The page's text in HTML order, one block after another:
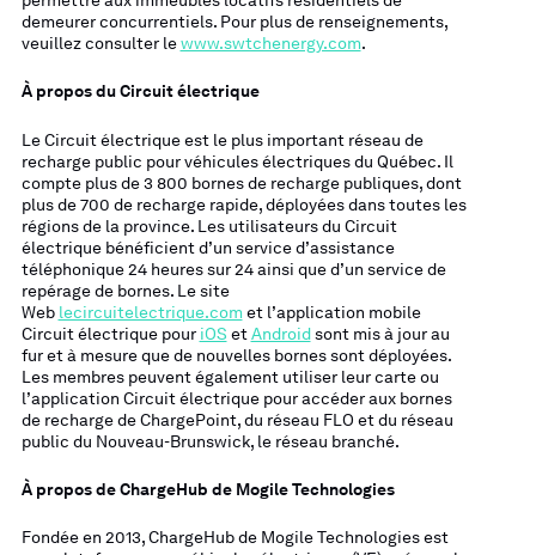
demeurer concurrentiels. Pour plus de renseignements,
veuillez consulter lewww.swtchenergy.com.
À propos du Circuit électrique
Le Circuit électrique est le plus important réseau de
recharge public pour véhicules électriques du Québec. Il
compte plus de 3 800 bornes de recharge publiques, dont
plus de 700 de recharge rapide, déployées dans toutes les
régions de la province. Les utilisateurs du Circuit
électrique bénéficient d’un service d’assistance
téléphonique 24 heures sur 24 ainsi que d’un service de
repérage de bornes. Le site
Web lecircuitelectrique.com et l’application mobile
Circuit électrique pour iOS etAndroidsont mis à jour au
fur et à mesure que de nouvelles bornes sont déployées.
Les membres peuvent également utiliser leur carte ou
l’application Circuit électrique pour accéder aux bornes
de recharge de ChargePoint, du réseau FLO et du réseau
public du Nouveau-Brunswick, le réseau branché.
À propos de ChargeHub de Mogile Technologies
Fondée en 2013, ChargeHub de Mogile Technologies est